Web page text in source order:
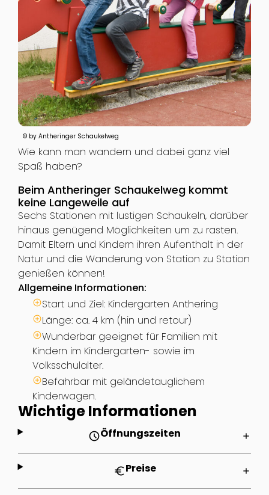
© by Antheringer Schaukelweg
Wie kann man wandern und dabei ganz viel
Spaß haben?
Beim Antheringer Schaukelweg kommt
keine Langeweile auf
Sechs Stationen mit lustigen Schaukeln, darüber
hinaus genügend Möglichkeiten um zu rasten.
Damit Eltern und Kindern ihren Aufenthalt in der
Natur und die Wanderung von Station zu Station
genießen können!
Allgemeine Informationen:
Start und Ziel: Kindergarten Anthering
Länge: ca. 4 km (hin und retour)
Wunderbar geeignet für Familien mit
Kindern im Kindergarten- sowie im
Volksschulalter.
Befahrbar mit geländetauglichem
Kinderwagen.
Wichtige Informationen
scheduleÖffnungszeiten add
euroPreise add